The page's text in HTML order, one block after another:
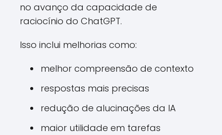
no avanço da capacidade de
raciocínio do ChatGPT.
Isso inclui melhorias como:
melhor compreensão de contexto
respostas mais precisas
redução de alucinações da IA
maior utilidade em tarefas